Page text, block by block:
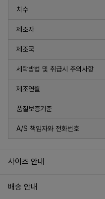
치수
제조자
제조국
세탁방법 및 취급시 주의사항
제조연월
품질보증기준
A/S 책임자와 전화번호
사이즈 안내
배송 안내